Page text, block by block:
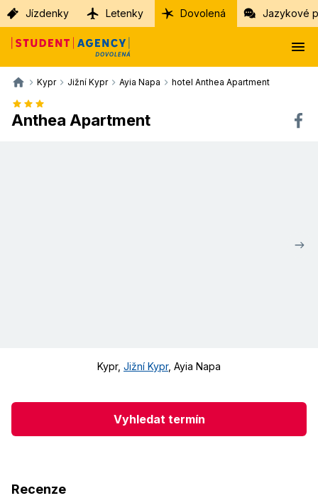
Jízdenky Letenky Dovolená Jazykové
Kypr Jižní Kypr Ayia Napa hotel Anthea Apartment
Anthea Apartment
Kypr, Jižní Kypr, Ayia Napa
Vyhledat termín
Recenze